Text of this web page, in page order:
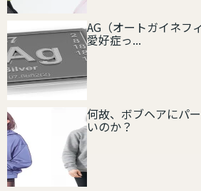
AG（オートガイネフ
愛好症っ...
何故、ボブヘアにパ
いのか？